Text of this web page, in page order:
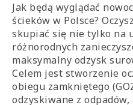
Jak będą wyglądać
ścieków w Polsce?
skupiać się nie tylko na
różnorodnych
maksymalny odzysk
Celem jest stworzenie
obiegu zamkniętego
odzyskiwane z